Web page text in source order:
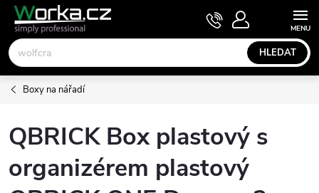
Přejít
obsah
HLEDAT
NÁKUPNÍ
KOŠÍK
Boxy na nářadí
QBRICK Box plastový s
organizérem plastový